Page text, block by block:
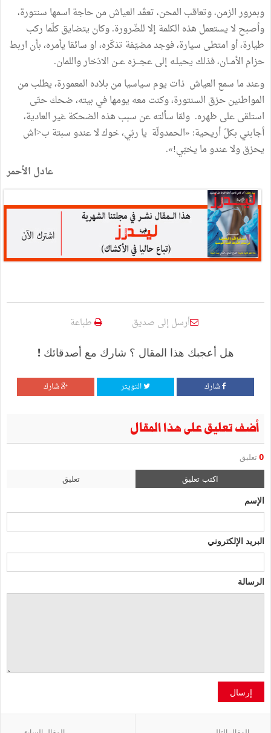
وبمرور الزمن، وتعاقب المحن، تعقّد العياش من حاجة اسمها سنتورة،
وأصبح لا يستعمل هذه الكلمة إلا للضّرورة. وكان يتضايق كلّما ركب
طيارة، أو امتطى سيارة، فوجد مضيّفة تذكّره، او سائقا يأمره، بأن اربط
حزام الأمــان، فذلك يحيلـه إلى عجـــزه عــن الادّخار واللمان.
وعند ما سمع العياش ذات يوم سياسيا من بلاده المعمورة، يطلب من
المواطنين حزق السنتورة، وكنت معه يومها في بيته، ضحك حتّى
استلقى على ظهره. ولمّا سألته عن سبب هذه الضحكة غير العادية،
أجابني بكلّ أريحية: «الحمدولّة يا ربّي، خوك لا عندو سبتة ب<اش
يحزق ولا عندو ما يخبّي!».
عادل الأحمر
أرسل إلى صديق طباعة
هل أعجبك هذا المقال ؟ شارك مع أصدقائك !
شارك التويتر شارك
أضف تعليق على هذا المقال
0 تعليق
اكتب تعليق تعليق
الإسم
البريد الإلكتروني
الرسالة
إرسال